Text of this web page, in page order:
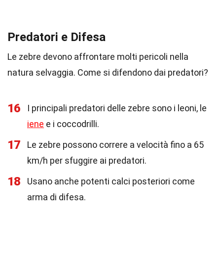
Predatori e Difesa
Le zebre devono affrontare molti pericoli nella
natura selvaggia. Come si difendono dai predatori?
16
I principali predatori delle zebre sono i leoni, le
iene e i coccodrilli.
17
Le zebre possono correre a velocità fino a 65
km/h per sfuggire ai predatori.
18
Usano anche potenti calci posteriori come
arma di difesa.